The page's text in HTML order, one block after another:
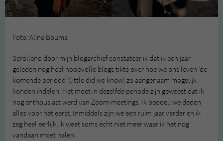
Foto: Aline Bouma
Scrollend door mijn blogarchief constateer ik dat ik een jaar
geleden nog heel hoopvolle blogs tikte over hoe we ons leven ‘de
komende periode’ (little did we know) zo aangenaam mogelijk
konden indelen. Het moet in dezelfde periode zijn geweest dat ik
nog enthousiast werd van Zoom-meetings. Ik bedoel, we deden
alles voor het eerst. Inmiddels zijn we een ruim jaar verder en ik
zeg heel eerlijk; ik weet soms écht niet meer waar ik het nog
vandaan moet halen.